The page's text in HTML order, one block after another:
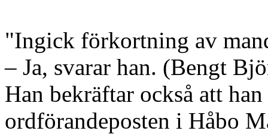
"Ingick förkortning av
– Ja, svarar han. (Bengt
Han bekräftar också att
ordförandeposten i Håbo